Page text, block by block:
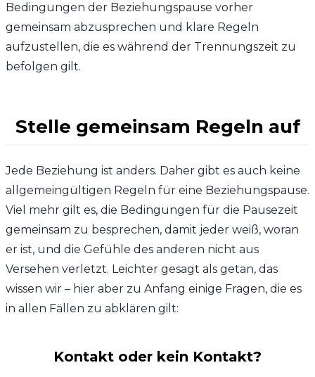
Bedingungen der Beziehungspause vorher
gemeinsam abzusprechen und klare Regeln
aufzustellen, die es während der Trennungszeit zu
befolgen gilt.
Stelle gemeinsam Regeln auf
Jede Beziehung ist anders. Daher gibt es auch keine
allgemeingültigen Regeln für eine Beziehungspause.
Viel mehr gilt es, die Bedingungen für die Pausezeit
gemeinsam zu besprechen, damit jeder weiß, woran
er ist, und die Gefühle des anderen nicht aus
Versehen verletzt. Leichter gesagt als getan, das
wissen wir – hier aber zu Anfang einige Fragen, die es
in allen Fällen zu abklären gilt:
Kontakt oder kein Kontakt?